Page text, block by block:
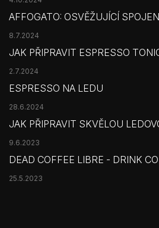
AFFOGATO: OSVĚŽUJÍCÍ
8.7.2024
JAK PŘIPRAVIT ESPRESSO
2.7.2024
ESPRESSO NA LEDU
28.6.2024
JAK PŘIPRAVIT SKVĚLOU
9.6.2023
DEAD COFFEE LIBRE - DRINK
25.5.2023